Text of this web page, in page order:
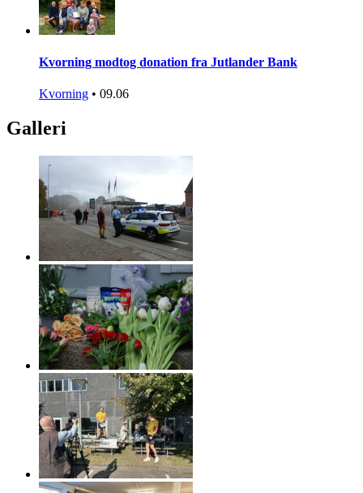
Kvorning modtog donation fra Jutlander Bank
Kvorning • 09.06
Galleri